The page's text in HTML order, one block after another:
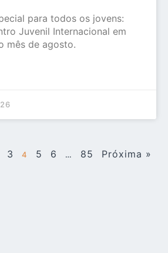
para todos os jovens:
Juvenil Internacional em
mês de agosto.
3 4 5 6 … 85 Próxima »